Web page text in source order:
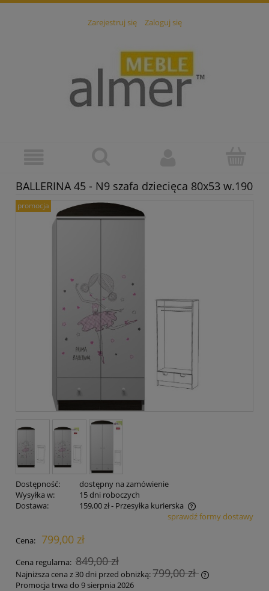
Zarejestruj się Zaloguj się
BALLERINA 45 - N9 szafa dziecięca 80x53 w.190
promocja
Dostępność:
dostępny na zamówienie
Wysyłka w:
15 dni roboczych
Dostawa:
159,00 zł- Przesyłka kurierska
Cena nie zawiera ewentualnych kosztów płatnościsprawdź formy dostawy
Cena: 799,00 zł
Cena regularna: 849,00 zł
Najniższa cena z 30 dni przed obniżką:799,00 zł
Promocja trwa do 9 sierpnia 2026